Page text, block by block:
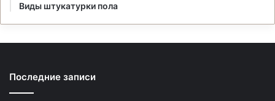
Виды штукатурки пола
Последние записи